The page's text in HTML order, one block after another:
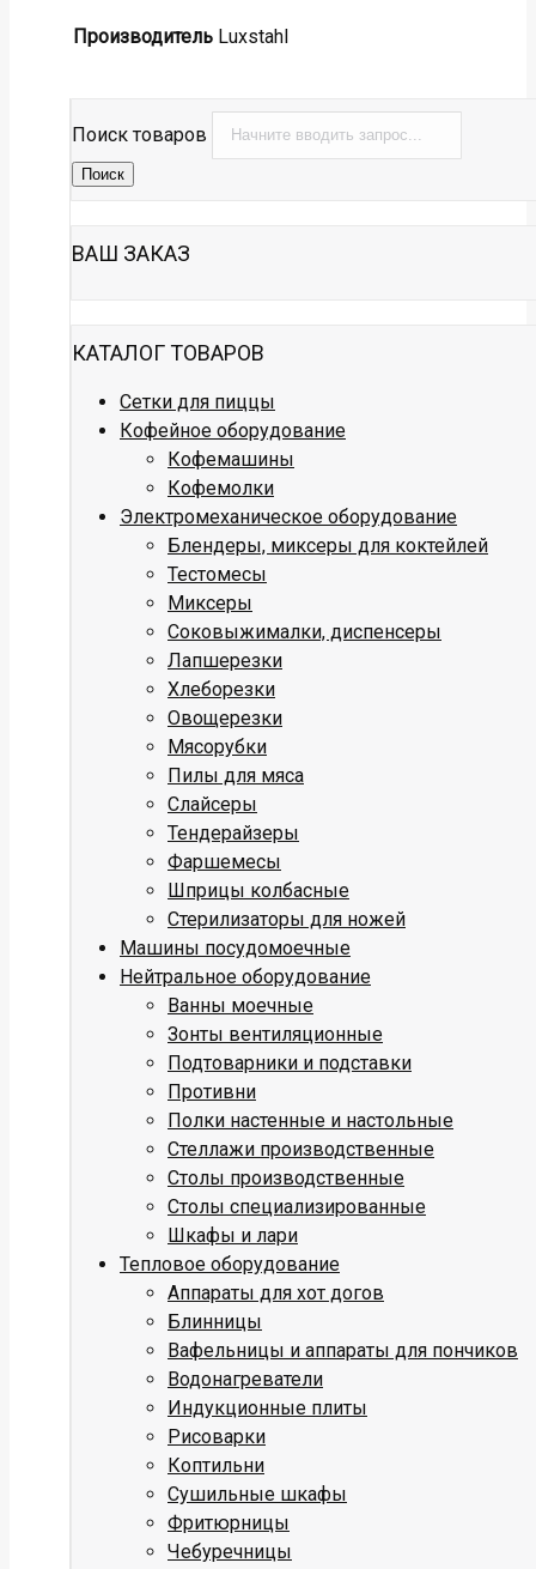
Производитель Luxstahl
Поиск товаров
Поиск
ВАШ ЗАКАЗ
КАТАЛОГ ТОВАРОВ
Сетки для пиццы
Кофейное оборудование
Кофемашины
Кофемолки
Электромеханическое оборудование
Блендеры, миксеры для коктейлей
Тестомесы
Миксеры
Соковыжималки, диспенсеры
Лапшерезки
Хлеборезки
Овощерезки
Мясорубки
Пилы для мяса
Слайсеры
Тендерайзеры
Фаршемесы
Шприцы колбасные
Стерилизаторы для ножей
Машины посудомоечные
Нейтральное оборудование
Ванны моечные
Зонты вентиляционные
Подтоварники и подставки
Противни
Полки настенные и настольные
Стеллажи производственные
Столы производственные
Столы специализированные
Шкафы и лари
Тепловое оборудование
Аппараты для хот догов
Блинницы
Вафельницы и аппараты для пончиков
Водонагреватели
Индукционные плиты
Рисоварки
Коптильни
Сушильные шкафы
Фритюрницы
Чебуречницы